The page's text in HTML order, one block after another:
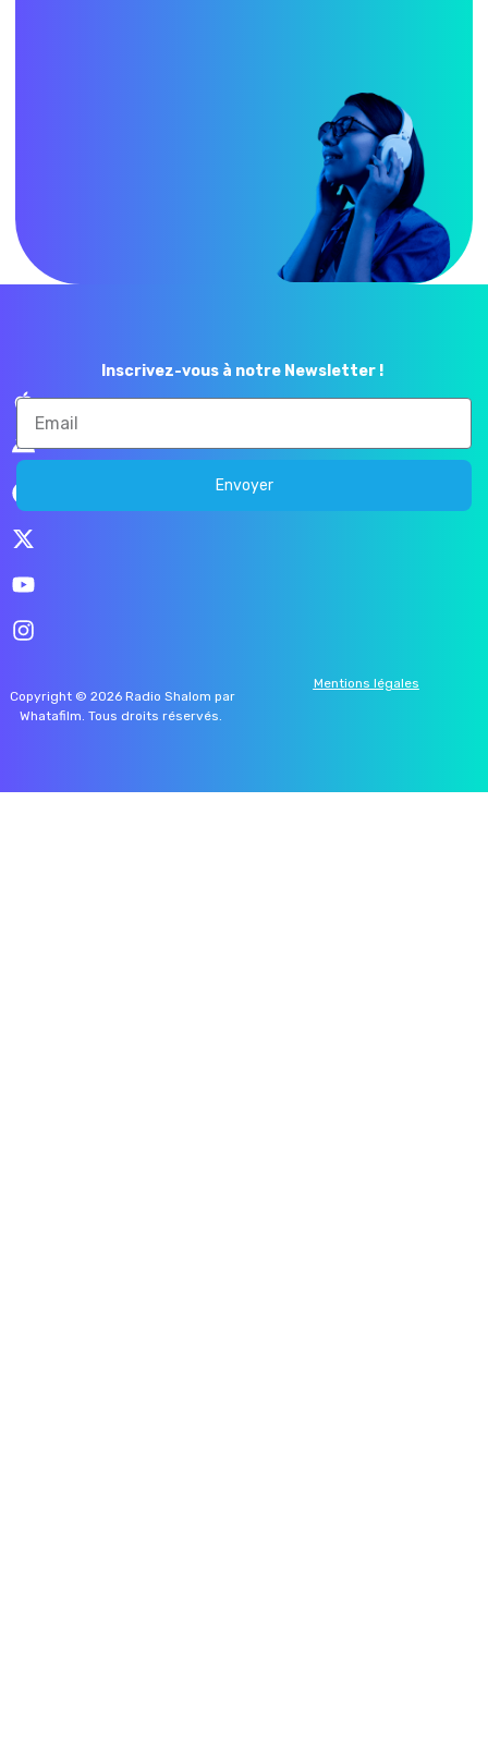
Inscrivez-vous à notre Newsletter !
Envoyer
Copyright © 2026 Radio Shalom par
Whatafilm . Tous droits réservés.
Mentions légales